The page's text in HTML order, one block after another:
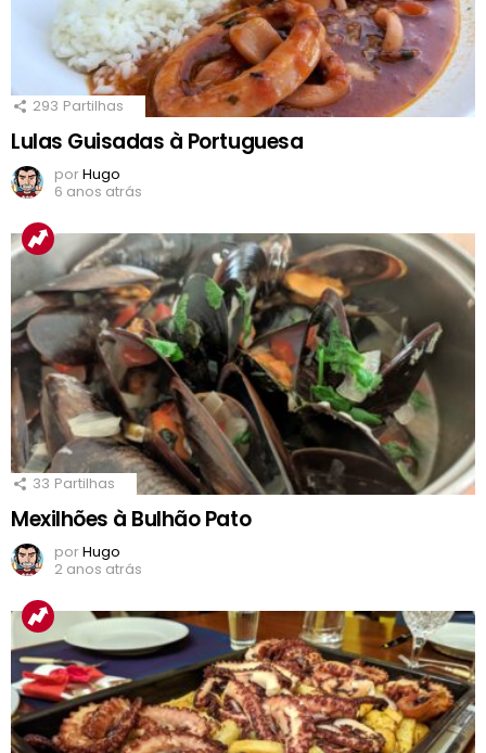
293 Partilhas
Lulas Guisadas à Portuguesa
porHugo
6 anos atrás
33 Partilhas
Mexilhões à Bulhão Pato
porHugo
2 anos atrás